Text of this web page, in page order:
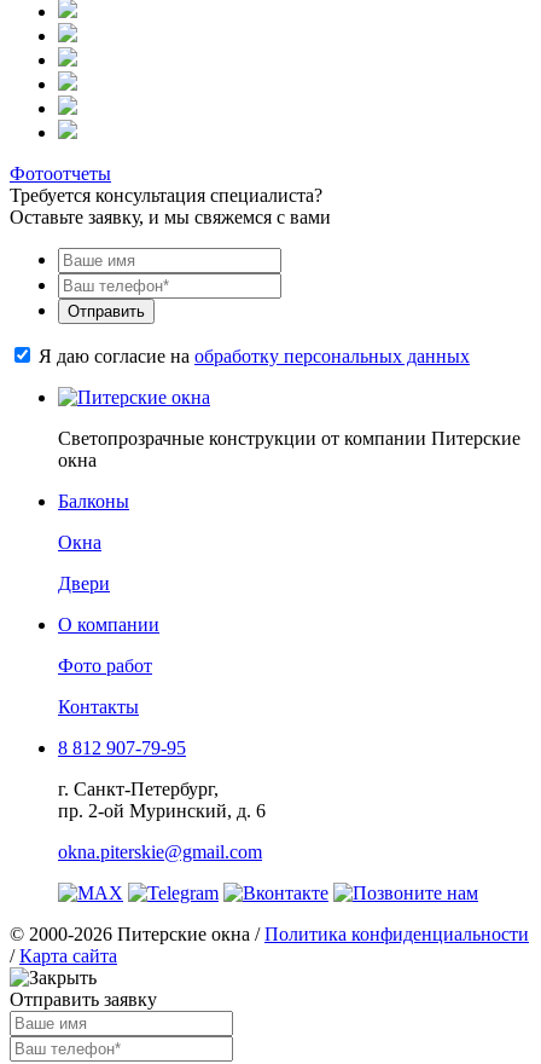
Фотоотчеты
Требуется консультация специалиста?
Оставьте заявку, и мы свяжемся с вами
Отправить
Я даю согласие на обработку персональных данных
Светопрозрачные конструкции от компании Питерские
окна
Балконы
Окна
Двери
О компании
Фото работ
Контакты
8 812 907-79-95
г. Санкт-Петербург,
пр. 2-ой Муринский, д. 6
okna.piterskie@gmail.com
© 2000-2026 Питерские окна /Политика конфиденциальности
/Карта сайта
Отправить заявку